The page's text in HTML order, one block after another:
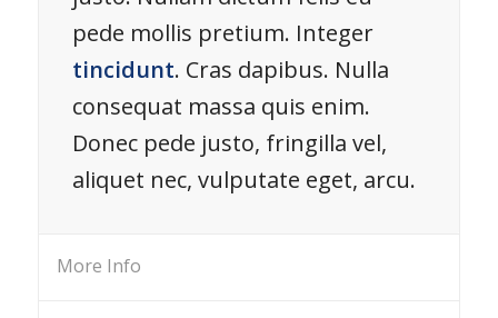
pede mollis pretium. Integer
tincidunt. Cras dapibus. Nulla
consequat massa quis enim.
Donec pede justo, fringilla vel,
aliquet nec, vulputate eget, arcu.
More Info